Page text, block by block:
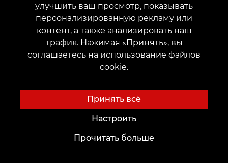
улучшить ваш просмотр, показывать
персонализированную рекламу или
контент, а также анализировать наш
трафик. Нажимая «Принять», вы
соглашаетесь на использование файлов
cookie.
Принять всё
Настроить
Прочитать больше